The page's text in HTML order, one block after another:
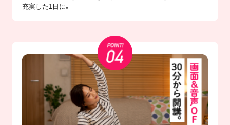
充実した1日に。